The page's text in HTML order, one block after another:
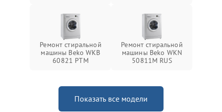
Ремонт стиральной
машины Beko WKB
60821 PTМ
Ремонт стиральной
машины Beko WKN
50811M RUS
Показать все модели